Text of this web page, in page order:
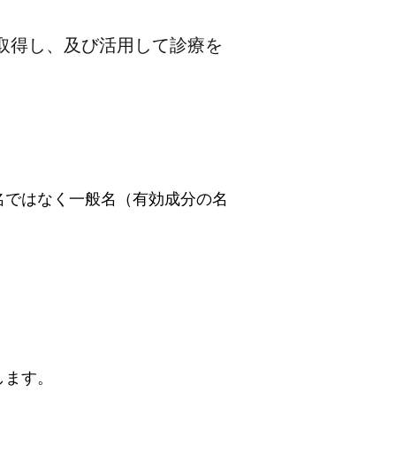
得し、及び活用して診療を
はなく一般名（有効成分の名
す。